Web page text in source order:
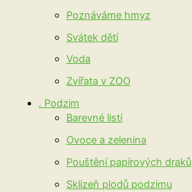
Poznáváme hmyz
Svátek dětí
Voda
Zvířata v ZOO
. Podzim
Barevné listí
Ovoce a zelenina
Pouštění papírových draků
Sklizeň plodů podzimu